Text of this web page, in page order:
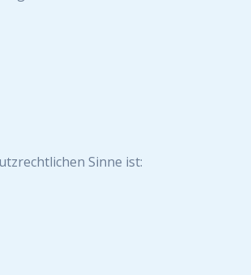
Sinne ist: